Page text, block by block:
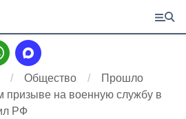
Общество
Прошло
призыве на военную службу в
РФ